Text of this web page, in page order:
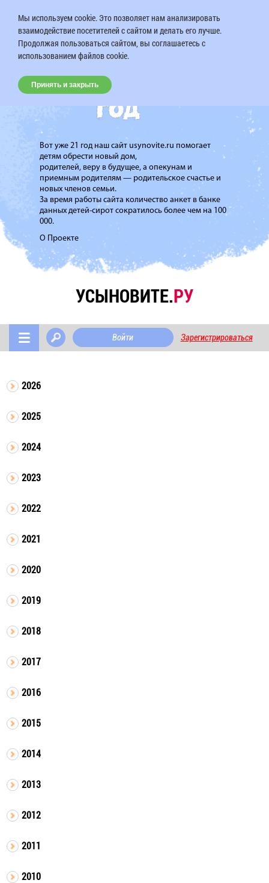
Вот уже 21 год наш сайт usynovite.ru помогает
детям обрести новый дом,
родителей, веру в будущее, а опекунам и
приемным родителям — родительское счастье и
новых членов семьи.
За время работы сайта количество анкет в банке
данных детей-сирот сократилось более чем на 100
000.
О Проекте
УСЫНОВИТЕ.РУ
Войти Зарегистрироваться
2026
2025
2024
2023
2022
2021
2020
2019
2018
2017
2016
2015
2014
2013
2012
2011
2010
Мы используем cookie. Это позволяет нам анализировать
взаимодействие посетителей с сайтом и делать его лучше.
Продолжая пользоваться сайтом, вы соглашаетесь с
использованием файлов cookie.
Принять и закрыть